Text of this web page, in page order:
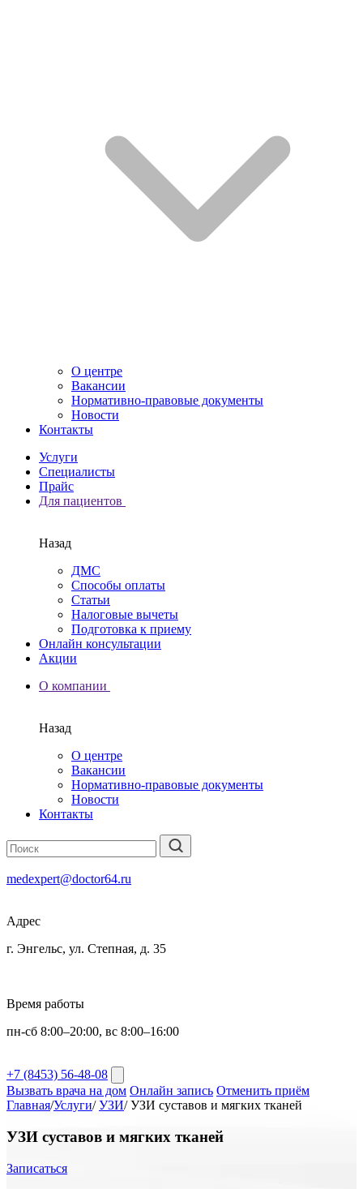
О центре
Вакансии
Нормативно-правовые документы
Новости
Контакты
Услуги
Специалисты
Прайс
Для пациентов
Назад
ДМС
Способы оплаты
Статьи
Налоговые вычеты
Подготовка к приему
Онлайн консультации
Акции
О компании
Назад
О центре
Вакансии
Нормативно-правовые документы
Новости
Контакты
medexpert@doctor64.ru
Адрес
г. Энгельс, ул. Степная, д. 35
Время работы
пн-сб 8:00–20:00, вс 8:00–16:00
+7 (8453) 56-48-08
Вызвать врача на дом Онлайн запись Отменить приём
Главная/Услуги/ УЗИ/ УЗИ суставов и мягких тканей
УЗИ суставов и мягких тканей
Записаться